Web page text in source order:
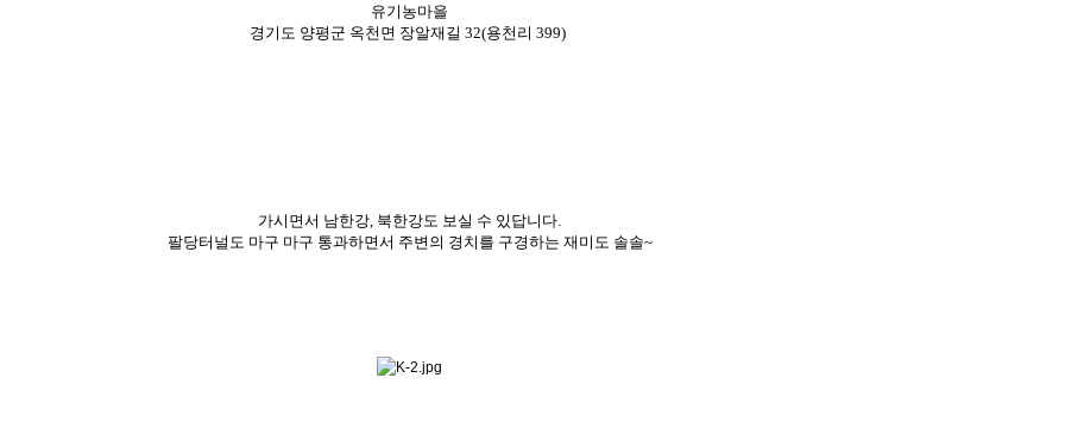
유기농마을
경기도 양평군 옥천면 장알재길 32(용천리 399)
가시면서 남한강, 북한강도 보실 수 있답니다.
팔당터널도 마구 마구 통과하면서 주변의 경치를 구경하는 재미도 솔솔~